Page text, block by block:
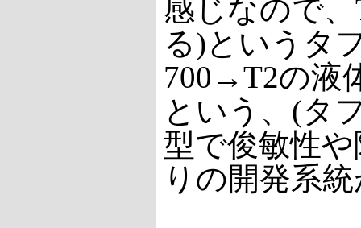
感じなので
る)というタ
700→T2の液
という、(タ
型で俊敏性
りの開発系